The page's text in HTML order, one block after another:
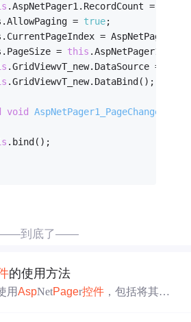
.AspNetPager1.RecordCount =
=
true;
=
=
this
.GridViewvT_new.DataSource = pds;
.GridViewvT_new.DataBind();
void AspNetPager1_PageChanged
.bind();
到底了——
的使用方法
用AspNetPager控件 ，包括将其添